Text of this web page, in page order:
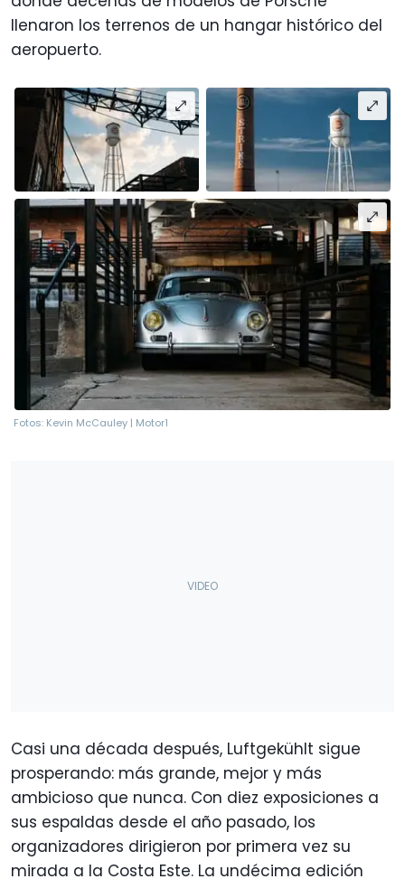
llenaron los terrenos de un hangar histórico del
aeropuerto.
Fotos: Kevin McCauley | Motor1
Casi una década después, Luftgekühlt sigue
prosperando: más grande, mejor y más
ambicioso que nunca. Con diez exposiciones a
sus espaldas desde el año pasado, los
organizadores dirigieron por primera vez su
mirada a la Costa Este. La undécima edición